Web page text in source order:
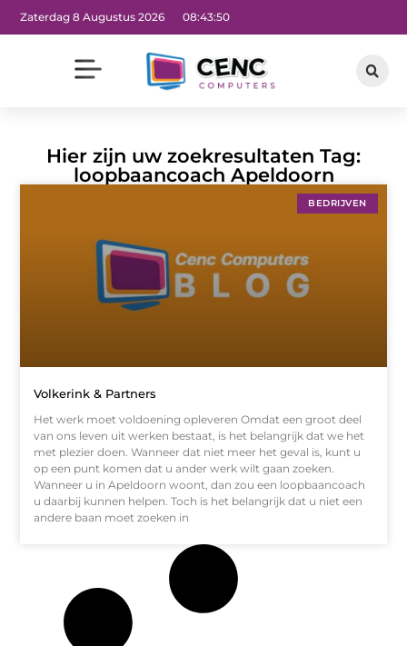
Zaterdag 8 Augustus 2026 08:43:50
Hier zijn uw zoekresultaten Tag:
loopbaancoach Apeldoorn
BEDRIJVEN
Volkerink & Partners
Het werk moet voldoening opleveren Omdat een groot deel
van ons leven uit werken bestaat, is het belangrijk dat we het
met plezier doen. Wanneer dat niet meer het geval is, kunt u
op een punt komen dat u ander werk wilt gaan zoeken.
Wanneer u in Apeldoorn woont, dan zou een loopbaancoach
u daarbij kunnen helpen. Toch is het belangrijk dat u niet een
andere baan moet zoeken in